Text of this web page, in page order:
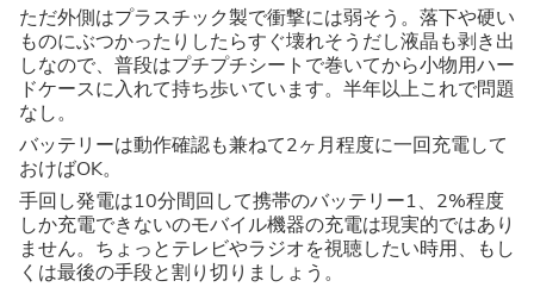
ただ外側はプラスチック製で衝撃には弱そう。落下や硬い
ものにぶつかったりしたらすぐ壊れそうだし液晶も剥き出
しなので、普段はプチプチシートで巻いてから小物用ハー
ドケースに入れて持ち歩いています。半年以上これで問題
なし。
バッテリーは動作確認も兼ねて2ヶ月程度に一回充電して
おけばOK。
手回し発電は10分間回して携帯のバッテリー1、2%程度
しか充電できないのモバイル機器の充電は現実的ではあり
ません。ちょっとテレビやラジオを視聴したい時用、もし
くは最後の手段と割り切りましょう。